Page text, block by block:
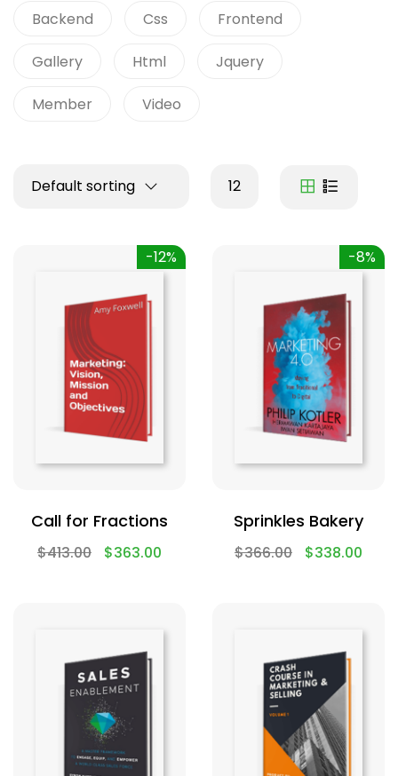
Backend Css Frontend
Gallery Html Jquery
Member Video
Default sorting 12
-12%
Call for Fractions
$413.00 $363.00
-8%
Sprinkles Bakery
$366.00 $338.00